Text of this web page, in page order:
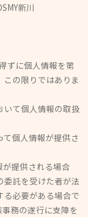
新川
ずに個人情報を第
の限りではありま
て個人情報の取扱
個人情報が提供さ
提供される場合
託を受けた者が法
る必要がある場合で
務の遂行に支障を